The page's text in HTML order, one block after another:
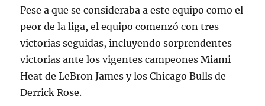
Pese a que se consideraba a este equipo como el
peor de la liga, el equipo comenzó con tres
victorias seguidas, incluyendo sorprendentes
victorias ante los vigentes campeones Miami
Heat de LeBron James y los Chicago Bulls de
Derrick Rose.